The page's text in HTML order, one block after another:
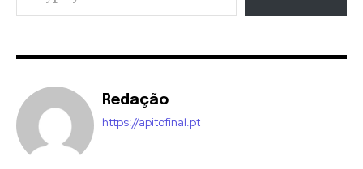
Redação
https://apitofinal.pt